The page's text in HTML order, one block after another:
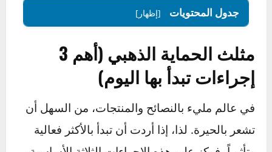
وسنوات قادمة. لنبدأ معاً في حماية استثمارك
جدول المحتويات [إظهار]
مثلث الحماية الذهبي (أهم 3
إجراءات تبدأ بها اليوم)